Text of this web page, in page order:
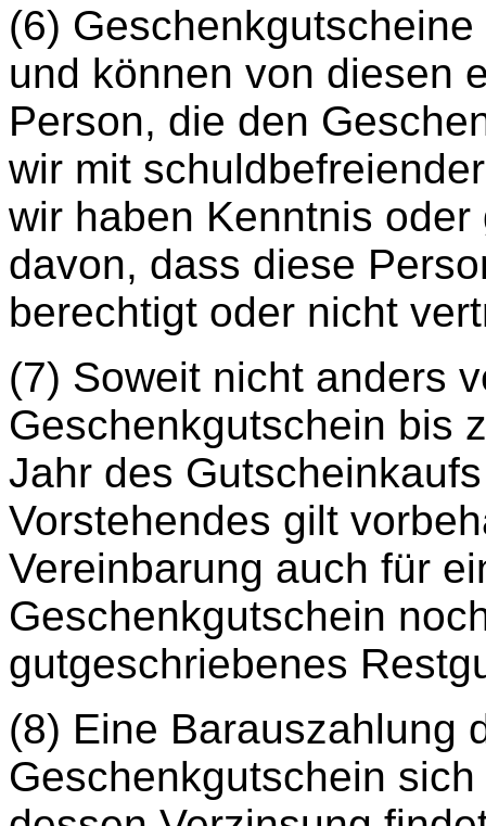
(6)
und können von diesen
Person, die den
wir mit
wir haben Kenntnis
davon, dass diese
berechtigt oder nicht
(7) Soweit nicht anders
Geschenkgutschein bis
Jahr des
Vorstehendes gilt
Vereinbarung auch für
Geschenkgutschein
gutgeschriebenes
(8) Eine Barauszahlung
Geschenkgutschein